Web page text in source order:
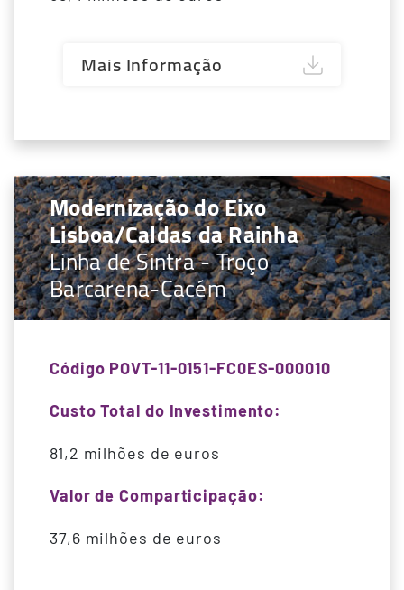
Mais Informação
Modernização do Eixo
Lisboa/Caldas da Rainha
Linha de Sintra - Troço
Barcarena-Cacém
Código POVT-11-0151-FC0ES-000010
Custo Total do Investimento:
81,2 milhões de euros
Valor de Comparticipação:
37,6 milhões de euros